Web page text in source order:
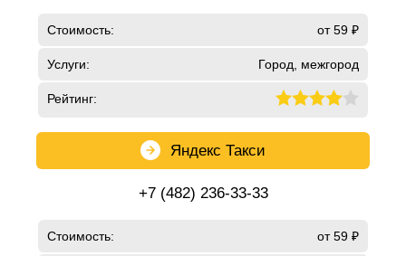
Стоимость: от 59 ₽
Услуги: Город, межгород
Рейтинг:
Яндекс Такси
+7 (482) 236-33-33
Стоимость: от 59 ₽